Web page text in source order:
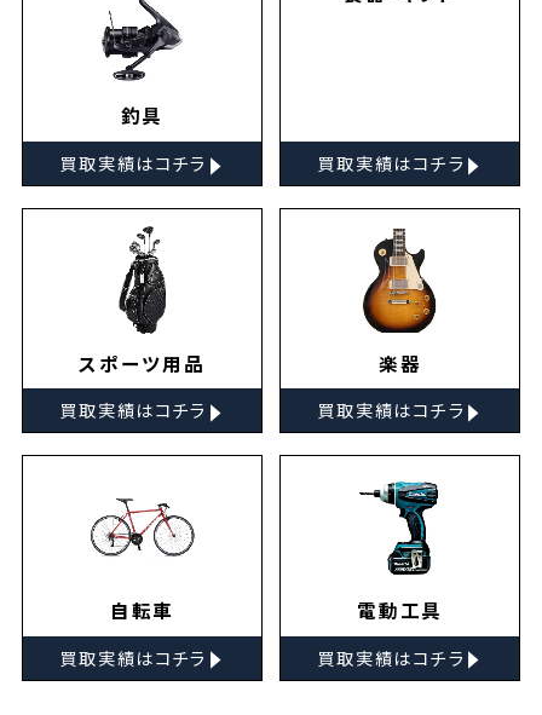
釣具
買取実績はコチラ ▸ 買取実績はコチラ ▸
スポーツ用品
買取実績はコチラ ▸
楽器
買取実績はコチラ ▸
自転車
買取実績はコチラ ▸
電動工具
買取実績はコチラ ▸